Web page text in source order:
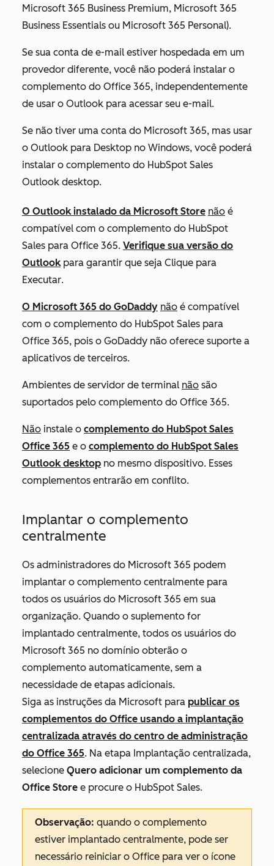
Microsoft 365 Business Premium, Microsoft 365
Business Essentials ou Microsoft 365 Personal).
Se sua conta de e-mail estiver hospedada em um
provedor diferente, você não poderá instalar o
complemento do Office 365, independentemente
de usar o Outlook para acessar seu e-mail.
Se não tiver uma conta do Microsoft 365, mas usar
o Outlook para Desktop no Windows, você poderá
instalar o complemento do HubSpot Sales
Outlook desktop.
O Outlook instalado da Microsoft Store não é
compatível com o complemento do HubSpot
Sales para Office 365. Verifique sua versão do
Outlookpara garantir que seja Clique para
Executar.
O Microsoft 365 do GoDaddy não é compatível
com o complemento do HubSpot Sales para
Office 365, pois o GoDaddy não oferece suporte a
aplicativos de terceiros.
Ambientes de servidor de terminal não são
suportados pelo complemento do Office 365.
Não instale o complemento do HubSpot Sales
Office 365 e o complemento do HubSpot Sales
Outlook desktop no mesmo dispositivo. Esses
complementos entrarão em conflito.
Implantar o complemento
centralmente
Os administradores do Microsoft 365 podem
implantar o complemento centralmente para
todos os usuários do Microsoft 365 em sua
organização. Quando o suplemento for
implantado centralmente, todos os usuários do
Microsoft 365 no domínio obterão o
complemento automaticamente, sem a
necessidade de etapas adicionais.
Siga as instruções da Microsoft para publicar os
complementos do Office usando a implantação
centralizada através do centro de administração
do Office 365. Na etapa Implantação centralizada,
selecione Quero adicionar um complemento da
Office Store e procure o HubSpot Sales.
Observação: quando o complemento
estiver implantado centralmente, pode ser
necessário reiniciar o Office para ver o ícone